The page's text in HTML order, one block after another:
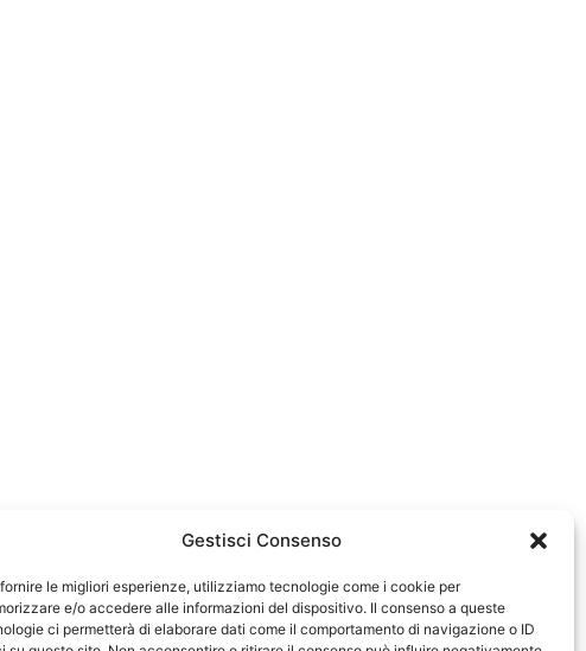
Gestisci Consenso
le migliori esperienze, utilizziamo tecnologie come i cookie per
e/o accedere alle informazioni del dispositivo. Il consenso a queste
ci permetterà di elaborare dati come il comportamento di navigazione o ID